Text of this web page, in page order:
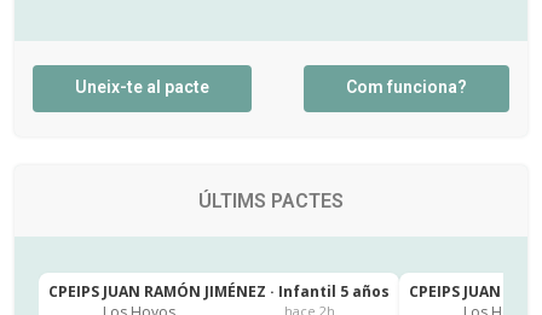
Uneix-te al pacte Com funciona?
ÚLTIMS PACTES
CPEIPS JUAN RAMÓN JIMÉNEZ · Infantil 5 años
hace 2h
CPEIPS JUAN